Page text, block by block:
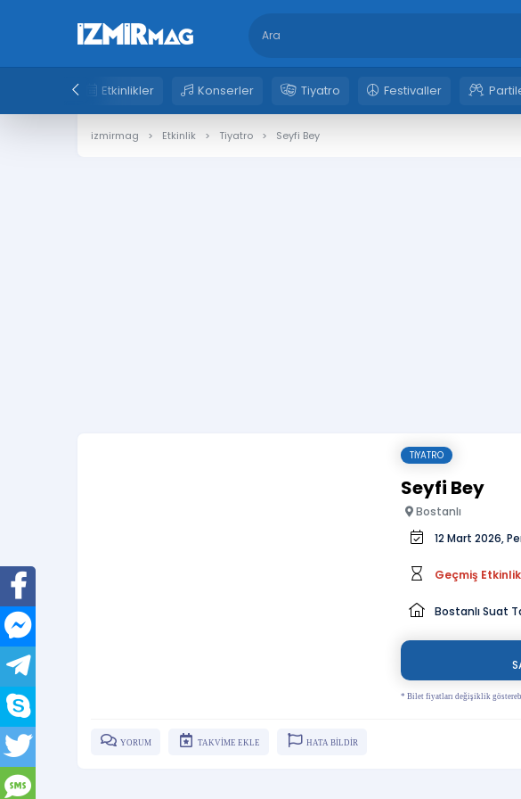
Etkinlikler Konserler Tiyatro Festivaller
izmirmag Etkinlik Tiyatro Seyfi Bey
TIYATRO
Seyfi Bey
Bostanlı
12 Mart 2026,
Geçmiş Etkinlik
Bostanlı Suat
* Bilet fiyatları değişiklik
YORUM TAKVİME EKLE HATA BİLDİR